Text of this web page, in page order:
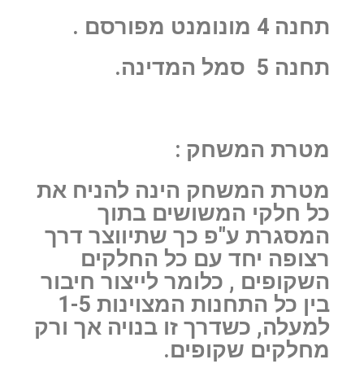
תחנה 4 מונומנט מפורסם .
תחנה 5 סמל המדינה.
מטרת המשחק :
מטרת המשחק הינה להניח את
כל חלקי המשושים בתוך
המסגרת ע"פ כך שתיווצר דרך
רצופה יחד עם כל החלקים
השקופים , כלומר לייצור חיבור
בין כל התחנות המצוינות 1-5
למעלה, כשדרך זו בנויה אך ורק
מחלקים שקופים.